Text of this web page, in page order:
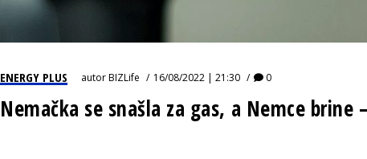
ENERGY PLUS autorBIZLife 16/08/2022 | 21:30 0
Nemačka se snašla za gas, a Nemce brine